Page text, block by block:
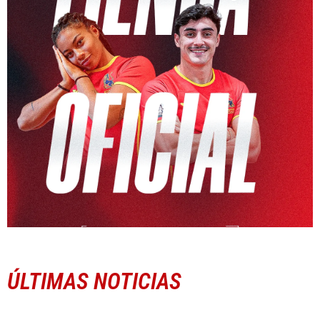
ÚLTIMAS NOTICIAS